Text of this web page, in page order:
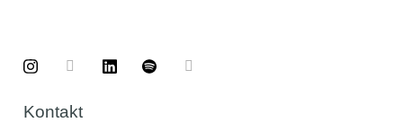
Kontakt